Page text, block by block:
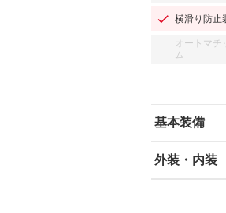
横滑り防止
－
オートマチ
ム
基本装備
エアバッグ
外装・内装